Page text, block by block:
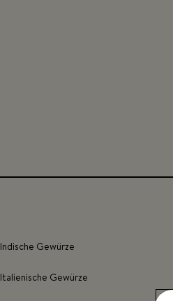
Indische Gewürze
Italienische Gewürze